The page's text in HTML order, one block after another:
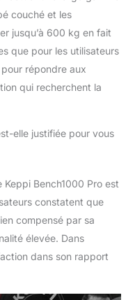
équipements
matériel
Options de
Polyvalentes -
positions de
et 3 réglages
aux exercices
lombaire.
garantie même
maximale.
Premium avec
de 90 cm,
à la
couché et les
jusqu’à 600 kg en fait
que pour les utilisateurs
répondre aux
qui recherchent la
elle justifiée pour vous
Bench1000 Pro est
constatent que
compensé par sa
élevée. Dans
dans son rapport